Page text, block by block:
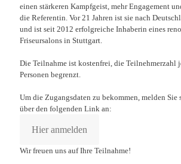
einen stärkeren Kampfgeist, mehr Engagement
die Referentin. Vor 21 Jahren ist sie nach
und ist seit 2012 erfolgreiche Inhaberin eines
Friseursalons in Stuttgart.
Die Teilnahme ist kostenfrei, die Teilnehmerzahl
Personen begrenzt.
Um die Zugangsdaten zu bekommen, melden Sie
über den folgenden Link an:
Hier anmelden
Wir freuen uns auf Ihre Teilnahme!